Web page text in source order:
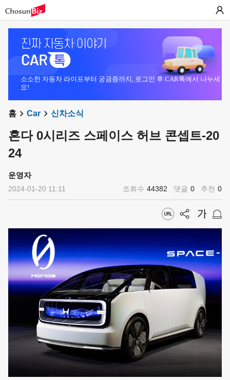
소소한 자동차 라이프부터 궁금증까지, 로그인 후 CAR톡에서 나누세
요!
홈 Car 신차소식
혼다 0시리즈 스페이스 허브 콘셉트-20
24
운영자
2024-01-20 11:11 조회수 44382 댓글 0 추천 0